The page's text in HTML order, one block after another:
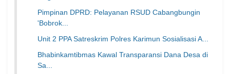
Pimpinan DPRD: Pelayanan RSUD Cabangbungin
'Bobrok...
Unit 2 PPA Satreskrim Polres Karimun Sosialisasi A...
Bhabinkamtibmas Kawal Transparansi Dana Desa di
Sa...